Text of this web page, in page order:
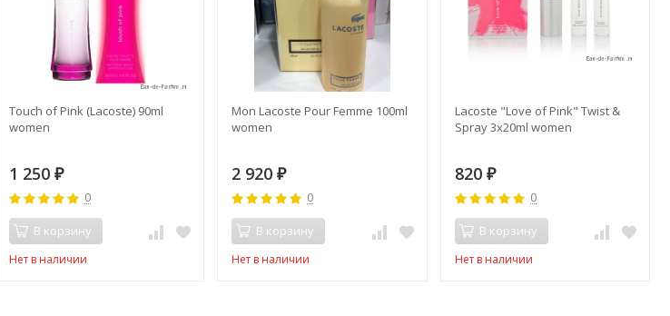
Touch of Pink (Lacoste) 90ml
women
1 250 ₽
0
В корзину
Нет в наличии
Mon Lacoste Pour Femme 100ml
women
2 920₽
0
В корзину
Нет в наличии
Lacoste "Love of Pink" Twist &
Spray 3х20ml women
820 ₽
0
В корзину
Нет в наличии